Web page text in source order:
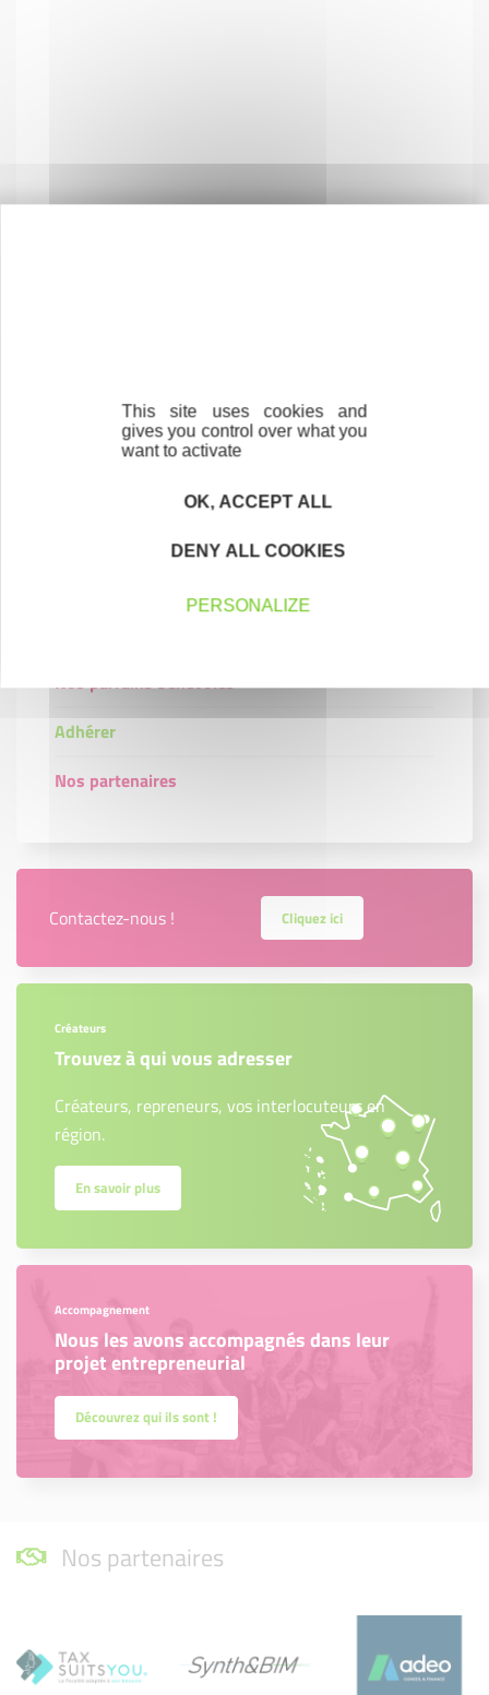
Nos parrains bénévoles
Adhérer
Nos partenaires
Contactez-nous ! Cliquez ici
Créateurs
Trouvez à qui vous adresser
Créateurs, repreneurs, vos interlocuteurs en
région.
En savoir plus
Accompagnement
Nous les avons accompagnés dans leur
projet entrepreneurial
Découvrez qui ils sont !
Nos partenaires
This site uses cookies and
gives you control over what you
want to activate
OK, ACCEPT ALL
DENY ALL COOKIES
PERSONALIZE